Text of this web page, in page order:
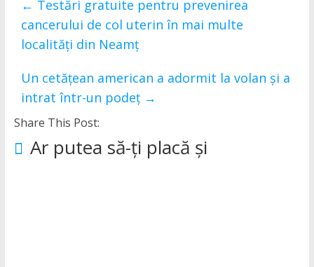
← Testări gratuite pentru prevenirea
cancerului de col uterin în mai multe
localități din Neamț
Un cetățean american a adormit la volan și a
intrat într-un podeț →
Share This Post:
Ar putea să-ți placă și